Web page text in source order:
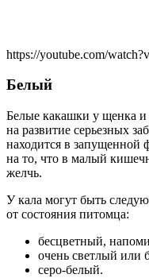
https://youtube.com/
Белый
Белые какашки у щенка и
на развитие серьезных
находится в запущенной
на то, что в малый
желчь.
У кала могут быть
от состояния питомца:
бесцветный,
очень светлый или
серо-белый.